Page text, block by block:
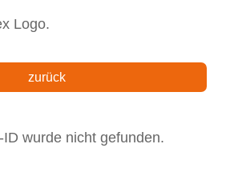
zurück
ID wurde nicht gefunden.